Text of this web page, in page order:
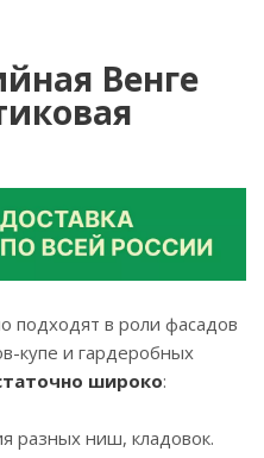
Венге
подходят в роли фасадов
купе и гардеробных
широко:
разных ниш, кладовок.